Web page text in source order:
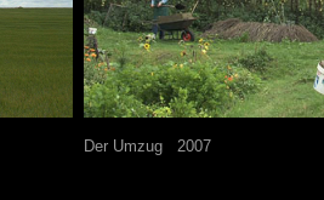
Der Umzug 2007